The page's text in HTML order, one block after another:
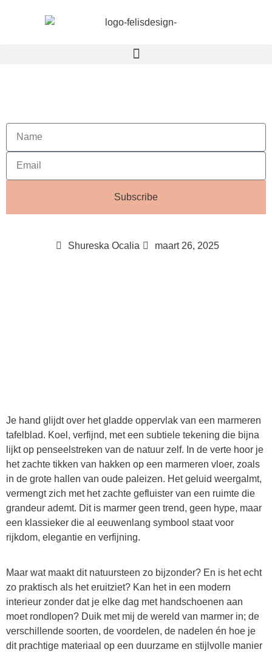
Subscribe
Shureska Ocalia maart 26, 2025
Je hand glijdt over het gladde oppervlak van een marmeren
tafelblad. Koel, verfijnd, met een subtiele tekening die bijna
lijkt op penseelstreken van de natuur zelf. In de verte hoor je
het zachte tikken van hakken op een marmeren vloer, zoals
in de grote hallen van oude paleizen. Het geluid weergalmt,
vermengt zich met het zachte gefluister van een ruimte die
grandeur ademt. Dit is marmer geen trend, geen hype, maar
een klassieker die al eeuwenlang symbool staat voor
rijkdom, elegantie en verfijning.
Maar wat maakt dit natuursteen zo bijzonder? En is het echt
zo praktisch als het eruitziet? Kan het in een modern
interieur zonder dat je elke dag met handschoenen aan
moet rondlopen? Duik met mij de wereld van marmer in; de
verschillende soorten, de voordelen, de nadelen én hoe je
dit prachtige materiaal op een duurzame en stijlvolle manier